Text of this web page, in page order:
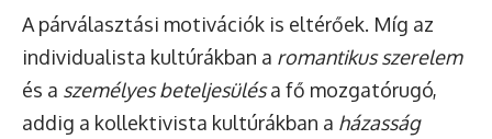
A párválasztási motivációk is eltérőek. Míg az
individualista kultúrákban a romantikus szerelem
és a személyes beteljesülésa fő mozgatórugó,
addig a kollektivista kultúrákban a házasság